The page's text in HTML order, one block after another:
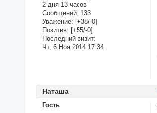
2 дня 13 часов
Сообщений: 133
Уважение: [+38/-0]
Позитив: [+55/-0]
Последний визит:
Чт, 6 Ноя 2014 17:34
Наташa
Гость